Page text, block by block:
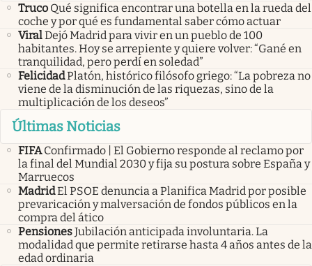
Truco Qué significa encontrar una botella en la rueda del
coche y por qué es fundamental saber cómo actuar
ViralDejó Madrid para vivir en un pueblo de 100
habitantes. Hoy se arrepiente y quiere volver: “Gané en
tranquilidad, pero perdí en soledad”
FelicidadPlatón, histórico filósofo griego: “La pobreza no
viene de la disminución de las riquezas, sino de la
multiplicación de los deseos”
Últimas Noticias
FIFA Confirmado | El Gobierno responde al reclamo por
la final del Mundial 2030 y fija su postura sobre España y
Marruecos
MadridEl PSOE denuncia a Planifica Madrid por posible
prevaricación y malversación de fondos públicos en la
compra del ático
PensionesJubilación anticipada involuntaria. La
modalidad que permite retirarse hasta 4 años antes de la
edad ordinaria